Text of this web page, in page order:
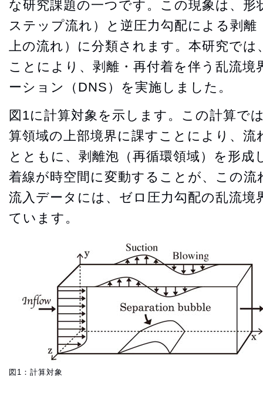
な研究課題の一つです。この現象は、形
ステップ流れ）と逆圧力勾配による剥離
上の流れ）に分類されます。本研究では
ことにより、剥離・再付着を伴う乱流境
ーション（DNS）を実施しました。
図1に計算対象を示します。この計算で
算領域の上部境界に課すことにより、流
とともに、剥離泡（再循環領域）を形成
着線が時空間に変動することが、この
流入データには、ゼロ圧力勾配の乱流境
ています。
図1：計算対象